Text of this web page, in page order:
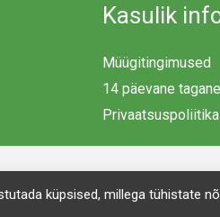
Kasulik
Müügitingimused
14 päevane
Privaatsuspoliitika
küpsised, millega tühistate